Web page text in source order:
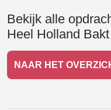
Bekijk alle
Heel Holland Bakt
NAAR HET